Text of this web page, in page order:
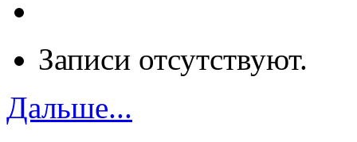
Записи отсутствуют.
Дальше...